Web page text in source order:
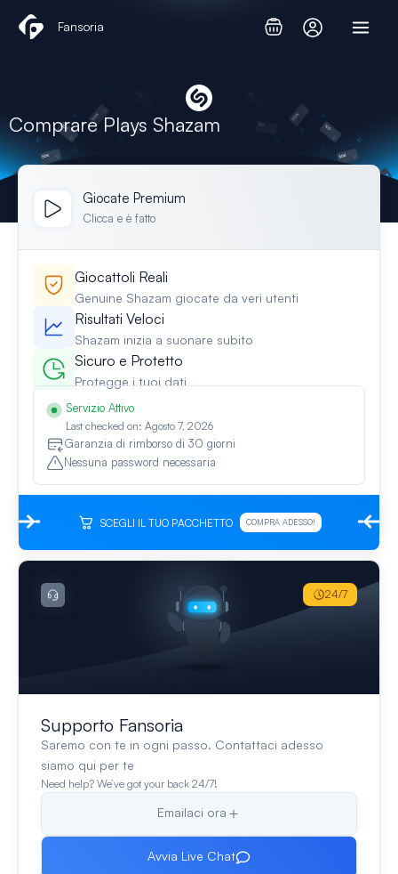
Fansoria
Comprare Plays Shazam
Giocate Premium
Clicca e è fatto
Giocattoli Reali
Genuine Shazam giocate da veri utenti
Risultati Veloci
Shazam inizia a suonare subito
Sicuro e Protetto
Protegge i tuoi dati
Servizio Attivo
Last checked on: Agosto 7, 2026
Garanzia di rimborso di 30 giorni
Nessuna password necessaria
SCEGLI IL TUO PACCHETTO COMPRA ADESSO!
Supporto Fansoria
Saremo con te in ogni passo. Contattaci adesso
siamo qui per te
Need help? We’ve got your back 24/7!
Emailaci ora
Avvia Live Chat
24/7